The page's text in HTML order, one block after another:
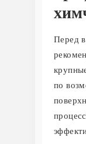
Перед
по